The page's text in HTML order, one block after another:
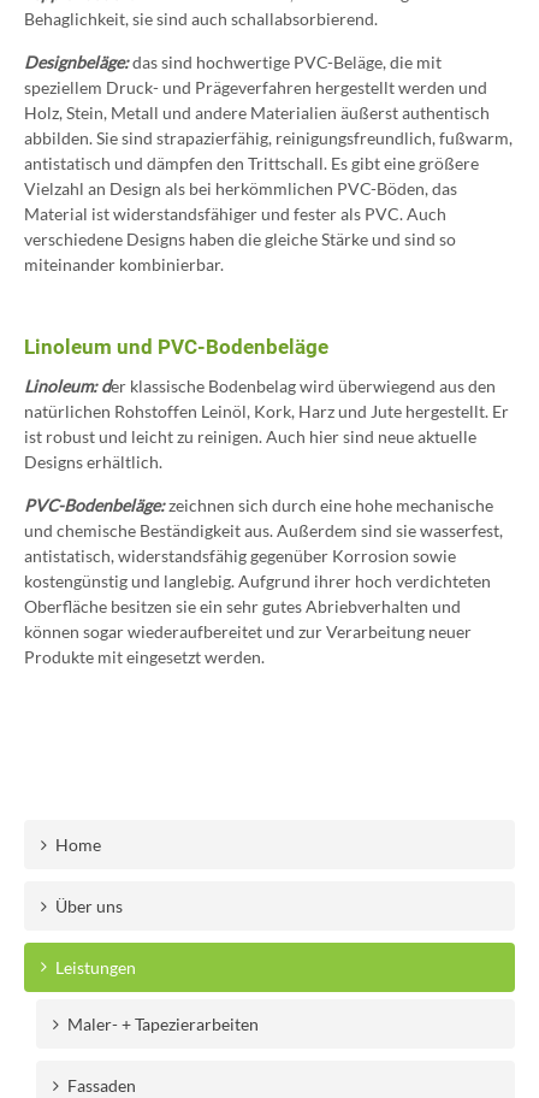
Behaglichkeit, sie sind auch schallabsorbierend.
Designbeläge:das sind hochwertige PVC-Beläge, die mit
speziellem Druck- und Prägeverfahren hergestellt werden und
Holz, Stein, Metall und andere Materialien äußerst authentisch
abbilden. Sie sind strapazierfähig, reinigungsfreundlich, fußwarm,
antistatisch und dämpfen den Trittschall. Es gibt eine größere
Vielzahl an Design als bei herkömmlichen PVC-Böden, das
Material ist widerstandsfähiger und fester als PVC. Auch
verschiedene Designs haben die gleiche Stärke und sind so
miteinander kombinierbar.
Linoleum und PVC-Bodenbeläge
Linoleum: der klassische Bodenbelag wird überwiegend aus den
natürlichen Rohstoffen Leinöl, Kork, Harz und Jute hergestellt. Er
ist robust und leicht zu reinigen. Auch hier sind neue aktuelle
Designs erhältlich.
PVC-Bodenbeläge:zeichnen sich durch eine hohe mechanische
und chemische Beständigkeit aus. Außerdem sind sie wasserfest,
antistatisch, widerstandsfähig gegenüber Korrosion sowie
kostengünstig und langlebig. Aufgrund ihrer hoch verdichteten
Oberfläche besitzen sie ein sehr gutes Abriebverhalten und
können sogar wiederaufbereitet und zur Verarbeitung neuer
Produkte mit eingesetzt werden.
Home
Über uns
Leistungen
Maler- + Tapezierarbeiten
Fassaden